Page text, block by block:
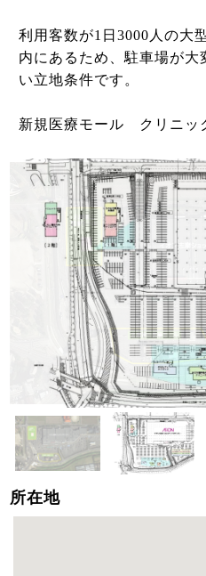
利用客数が1日3000人の大
内にあるため、駐車場が大
い立地条件です。
新規医療モール クリニッ
所在地